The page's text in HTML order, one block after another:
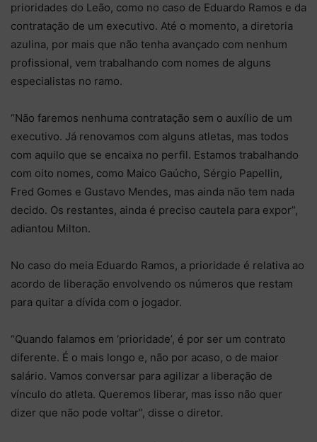
prioridades do Leão, como no caso de Eduardo Ramos e da
contratação de um executivo. Até o momento, a diretoria
azulina, por mais que não tenha avançado com nenhum
profissional, vem trabalhando com nomes de alguns
especialistas no ramo.
“Não faremos nenhuma contratação sem o auxílio de um
executivo. Já renovamos com alguns atletas, mas todos
com aquilo que se encaixa no perfil. Estamos trabalhando
com oito nomes, como Maico Gaúcho, Sérgio Papellin,
Fred Gomes e Gustavo Mendes, mas ainda não tem nada
decido. Os restantes, ainda é preciso cautela para expor”,
adiantou Milton.
No caso do meia Eduardo Ramos, a prioridade é relativa ao
acordo de liberação envolvendo os números que restam
para quitar a dívida com o jogador.
“Quando falamos em ‘prioridade’, é por ser um contrato
diferente. É o mais longo e, não por acaso, o de maior
salário. Vamos conversar para agilizar a liberação de
vínculo do atleta. Queremos liberar, mas isso não quer
dizer que não pode voltar”, disse o diretor.